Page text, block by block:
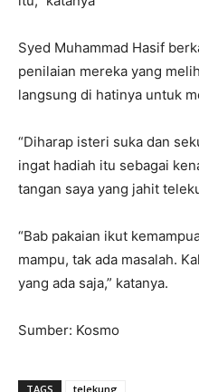
Syed Muhammad Hasif
penilaian mereka yang
langsung di hatinya untuk
“Diharap isteri suka dan
ingat hadiah itu sebagai
tangan saya yang jahit
“Bab pakaian ikut
mampu, tak ada masalah.
yang ada saja,” katanya.
Sumber: Kosmo
TAGS telekung